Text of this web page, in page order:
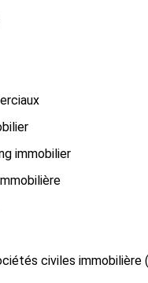
immobilier
civiles immobilière